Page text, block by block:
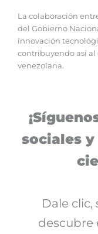
La colaboración
del Gobierno
innovación
contribuyendo así al
venezolana.
sociales
Dale
descubre